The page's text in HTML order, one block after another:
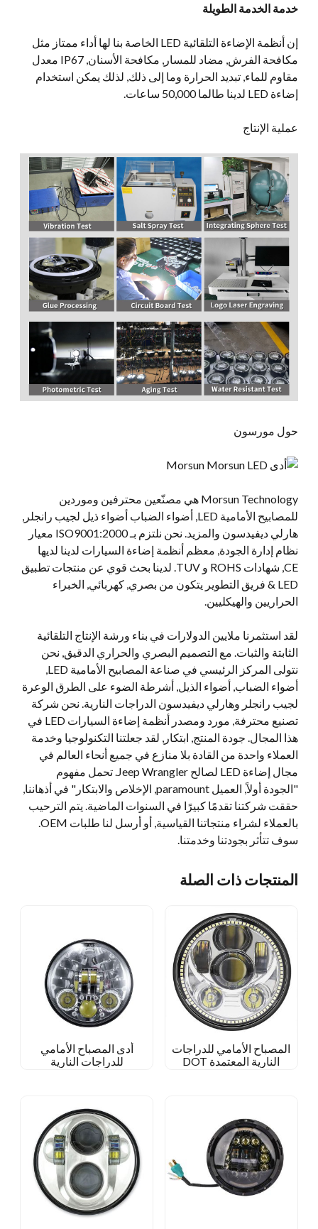
خدمة الخدمة الطويلة
إن أنظمة الإضاءة التلقائية LED الخاصة بنا لها أداء ممتاز مثل
مكافحة الفرش, مضاد للمسار, مكافحة الأسنان, IP67 معدل
مقاوم للماء, تبديد الحرارة وما إلى ذلك, لذلك يمكن استخدام
إضاءة LED لدينا طالما 50,000 ساعات.
عملية الإنتاج
حول مورسون
Morsun Technology هي مصنّعين محترفين وموردين
للمصابيح الأمامية LED, أضواء الضباب أضواء ذيل لجيب رانجلر,
هارلي ديفيدسون والمزيد. نحن نلتزم بـ ISO9001:2000 معيار
نظام إدارة الجودة, معظم أنظمة إضاءة السيارات لدينا لديها
CE, شهادات ROHS و TUV. لدينا بحث قوي عن منتجات تطبيق
LED & فريق التطوير يتكون من بصري, كهربائي, الخبراء
الحراريين والهيكليين.
لقد استثمرنا ملايين الدولارات في بناء ورشة الإنتاج التلقائية
الثابتة والثبات. مع التصميم البصري والحراري الدقيق, نحن
نتولى المركز الرئيسي في صناعة المصابيح الأمامية LED,
أضواء الضباب, أضواء الذيل, أشرطة الضوء على الطرق الوعرة
لجيب رانجلر وهارلي ديفيدسون الدراجات النارية. نحن شركة
تصنيع محترفة, مورد ومصدر أنظمة إضاءة السيارات LED في
هذا المجال. جودة المنتج, ابتكار, لقد جعلتنا التكنولوجيا وخدمة
العملاء واحدة من القادة بلا منازع في جميع أنحاء العالم في
مجال إضاءة LED لصالح Jeep Wrangler. تحمل مفهوم
"الجودة أولاً, العميل paramount, الإخلاص والابتكار" في أذهاننا,
حققت شركتنا تقدمًا كبيرًا في السنوات الماضية. يتم الترحيب
بالعملاء لشراء منتجاتنا القياسية, أو أرسل لنا طلبات OEM.
سوف تتأثر بجودتنا وخدمتنا.
المنتجات ذات الصلة
أدى المصباح الأمامي
للدراجات النارية
المصباح الأمامي للدراجات
النارية المعتمدة DOT